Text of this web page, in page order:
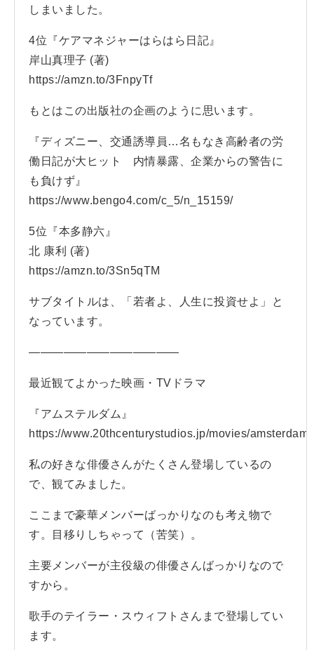
しまいました。
4位『ケアマネジャーはらはら日記』
岸山真理子 (著)
https://amzn.to/3FnpyTf
もとはこの出版社の企画のように思います。
『ディズニー、交通誘導員…名もなき高齢者の労
働日記が大ヒット 内情暴露、企業からの警告に
も負けず』
https://www.bengo4.com/c_5/n_15159/
5位『本多静六』
北 康利 (著)
https://amzn.to/3Sn5qTM
サブタイトルは、「若者よ、人生に投資せよ」と
なっています。
—————————————
最近観てよかった映画・TVドラマ
『アムステルダム』
https://www.20thcenturystudios.jp/movies/amsterdam
私の好きな俳優さんがたくさん登場しているの
で、観てみました。
ここまで豪華メンバーばっかりなのも考え物で
す。目移りしちゃって（苦笑）。
主要メンバーが主役級の俳優さんばっかりなので
すから。
歌手のテイラー・スウィフトさんまで登場してい
ます。